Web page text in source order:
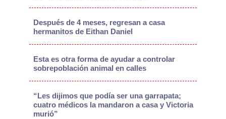
Después de 4 meses, regresan a casa
hermanitos de Eithan Daniel
Esta es otra forma de ayudar a controlar
sobrepoblación animal en calles
“Les dijimos que podía ser una garrapata;
cuatro médicos la mandaron a casa y Victoria
murió”